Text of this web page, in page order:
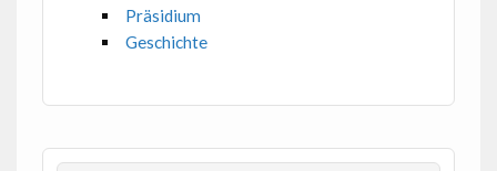
Präsidium
Geschichte